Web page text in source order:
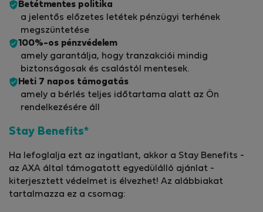
Betétmentes politika
a jelentős előzetes letétek pénzügyi terhének
megszüntetése
100%-os pénzvédelem
amely garantálja, hogy tranzakciói mindig
biztonságosak és csalástól mentesek.
Heti 7 napos támogatás
amely a bérlés teljes időtartama alatt az Ön
rendelkezésére áll
Stay Benefits*
Ha lefoglalja ezt az ingatlant, akkor a Stay Benefits -
az AXA által támogatott egyedülálló ajánlat -
kiterjesztett védelmet is élvezhet! Az alábbiakat
tartalmazza ez a csomag: